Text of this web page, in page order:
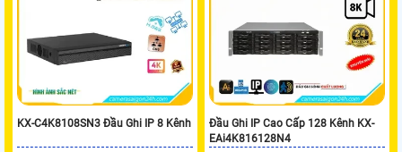
KX-C4K8108SN3 Đầu Ghi IP 8 Kênh
Đầu Ghi IP Cao Cấp 128 Kênh KX-
EAi4K816128N4